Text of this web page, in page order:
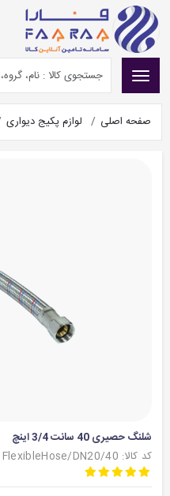
صفحه اصلی لوازم پکیج دیواری
شلنگ حصیری 40 سانت 3/4 اینچ
کد کالا: FlexibleHose/DN20/40